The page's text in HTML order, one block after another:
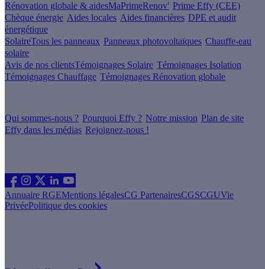
Rénovation globale & aidesMaPrimeRenov' Prime Effy (CEE)
Chèque énergie Aides locales Aides financières DPE et audit
énergétique
SolaireTous les panneaux Panneaux photovoltaïques Chauffe-eau
solaire
Avis de nos clientsTémoignages Solaire Témoignages Isolation
Témoignages Chauffage Témoignages Rénovation globale
Qui sommes-nous ? Pourquoi Effy ? Notre mission Plan de site
Effy dans les médias Rejoignez-nous !
Annuaire RGEMentions légalesCG PartenairesCGSCGUVie
PrivéePolitique des cookies